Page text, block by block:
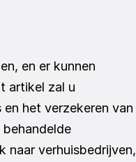
en er kunnen
artikel zal u
het verzekeren van
naar verhuisbedrijven,